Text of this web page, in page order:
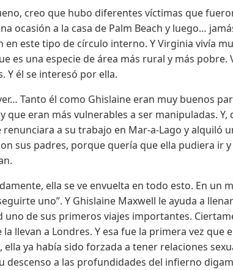
creo que hubo diferentes víctimas que
ocasión a la casa de Palm Beach y luego…
en este tipo de círculo interno. Y Virginia vivía
es una especie de área más rural y más
Y él se interesó por ella.
Tanto él como Ghislaine eran muy buenos
que eran más vulnerables a ser manipuladas.
a su trabajo en Mar-a-Lago y alquiló
sus padres, porque quería que ella pudiera ir
ella se ve envuelta en todo esto. En un
uno”. Y Ghislaine Maxwell le ayuda a
uno de sus primeros viajes importantes.
llevan a Londres. Y esa fue la primera vez
ella ya había sido forzada a tener relaciones
descenso a las profundidades del infierno